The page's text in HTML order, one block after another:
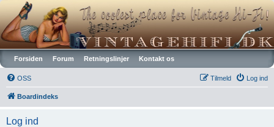
Vintagehifi.dk
Forsiden Forum Retningslinjer Kontakt os
OSS Log ind
Tilmeld
Boardindeks
Log ind